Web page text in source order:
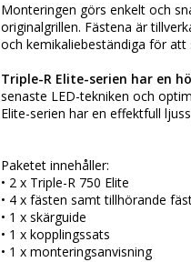
Monteringen görs enkelt och
originalgrillen. Fästena är
och kemikaliebeständiga för
Triple-R Elite-serien har en
senaste LED-tekniken och
Elite-serien har en effektfull
Paketet innehåller:
• 2 x Triple-R 750 Elite
• 4 x fästen samt tillhörande
• 1 x skärguide
• 1 x kopplingssats
• 1 x monteringsanvisning